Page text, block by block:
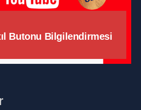
Butonu Bilgilendirmesi